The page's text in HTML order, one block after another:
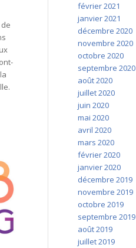
février 2021
janvier 2021
décembre 2020
novembre 2020
octobre 2020
septembre 2020
août 2020
juillet 2020
juin 2020
mai 2020
avril 2020
mars 2020
février 2020
janvier 2020
décembre 2019
novembre 2019
octobre 2019
septembre 2019
août 2019
juillet 2019